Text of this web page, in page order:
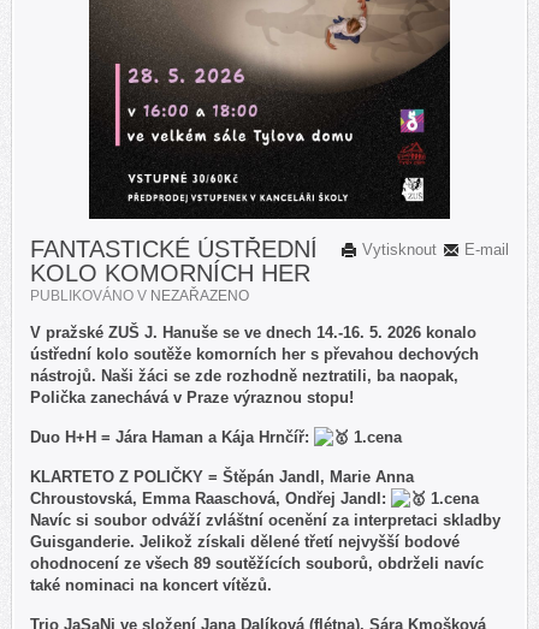
E-mail
Vytisknout
FANTASTICKÉ ÚSTŘEDNÍ
KOLO KOMORNÍCH HER
PUBLIKOVÁNO V NEZAŘAZENO
V pražské ZUŠ J. Hanuše se ve dnech 14.-16. 5. 2026 konalo
ústřední kolo soutěže komorních her s převahou dechových
nástrojů. Naši žáci se zde rozhodně neztratili, ba naopak,
Polička zanechává v Praze výraznou stopu!
Duo H+H = Jára Haman a Kája Hrnčíř: 1.cena
KLARTETO Z POLIČKY = Štěpán Jandl, Marie Anna
Chroustovská, Emma Raaschová, Ondřej Jandl:
1.cena
Navíc si soubor odváží zvláštní ocenění za interpretaci skladby
Guisganderie. Jelikož získali dělené třetí nejvyšší bodové
ohodnocení ze všech 89 soutěžících souborů, obdrželi navíc
také nominaci na koncert vítězů.
Trio JaSaNi ve složení Jana Dalíková (flétna), Sára Kmošková